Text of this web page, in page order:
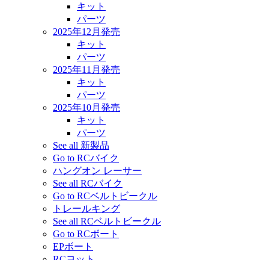
キット
パーツ
2025年12月発売
キット
パーツ
2025年11月発売
キット
パーツ
2025年10月発売
キット
パーツ
See all 新製品
Go to RCバイク
ハングオン レーサー
See all RCバイク
Go to RCベルトビークル
トレールキング
See all RCベルトビークル
Go to RCボート
EPボート